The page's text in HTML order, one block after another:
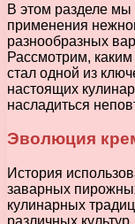
В этом разделе мы
применения
разнообразных
Рассмотрим,
стал одной из
настоящих
насладиться
Эволюция
История
заварных
кулинарных